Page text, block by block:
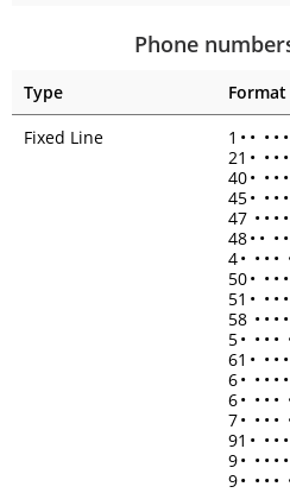
Phone
Type
Format
Fixed Line
1 • • • • •
21 • • • •
40• • • •
45• • • •
47 • • • •
48• • • •
4• • • •
50• • • •
51 • • • •
58 • • • •
5• • • •
61 • • • •
6• • • • •
6• • • •
7• • • •
91 • • • •
9• • • • •
9• • • •